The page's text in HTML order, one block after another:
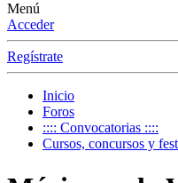
Menú
Acceder
Regístrate
Inicio
Foros
:::: Convocatorias ::::
Cursos, concursos y